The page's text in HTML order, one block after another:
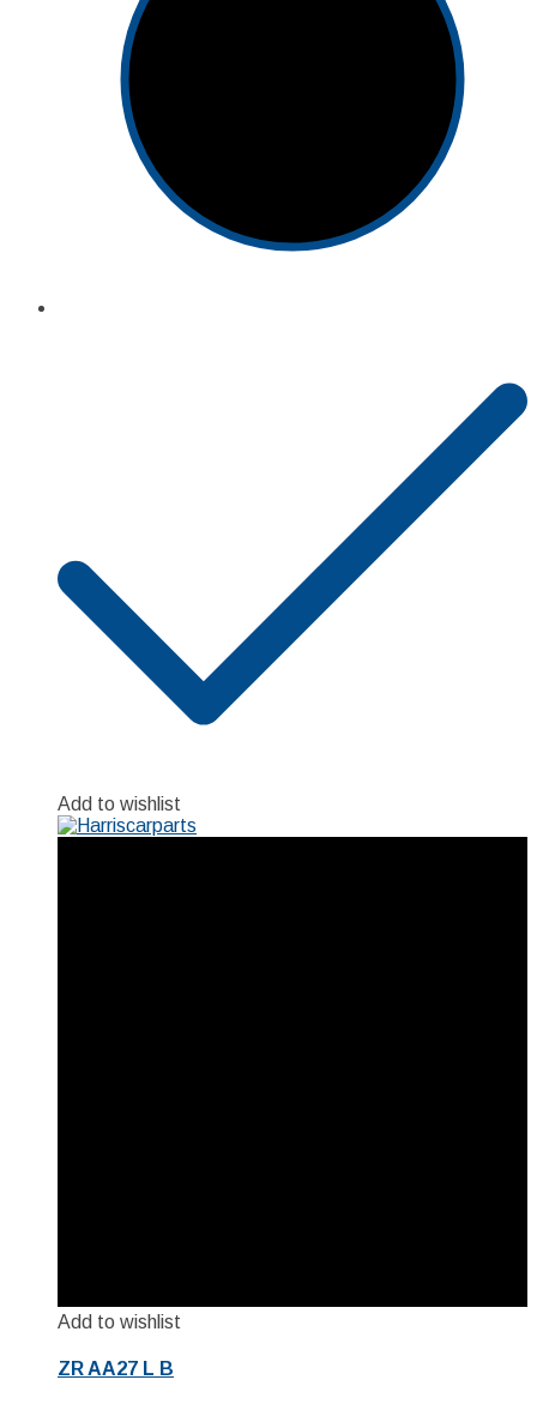
Add to wishlist
Add to wishlist
ZR AA27 L B